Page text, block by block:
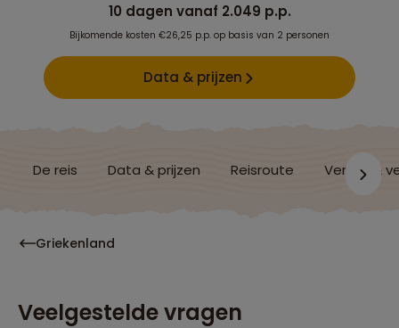
10 dagen vanaf 2.049 p.p.
Bijkomende kosten €26,25 p.p. op basis van 2 personen
Data & prijzen
De reis Data & prijzen Reisroute Verblijf &
Griekenland
Veelgestelde vragen